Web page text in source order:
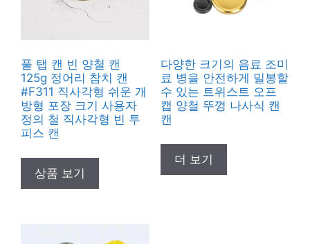
풀 탭 캔 빈 양철 캔
125g 정어리 참치 캔
#F311 직사각형 쉬운 개
방형 포장 크기 사용자
정의 철 직사각형 빈 투
피스 캔
상품 보기
다양한 크기의 음료 조미
료 병을 안전하게 밀봉할
수 있는 트위스트 오프
캡 양철 뚜껑 나사식 캔
캔
더 보기